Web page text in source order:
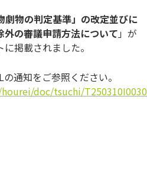
劇物の判定基準」の改定並びに
の審議申請方法について 」が
掲載されました。
通知をご参照ください。
doc/tsuchi/